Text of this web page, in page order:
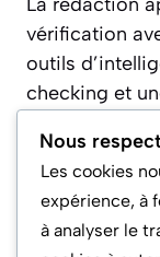
vérification
outils
checking et
Quels
premium
Nous
Les cookies
expérience, à
à analyser le